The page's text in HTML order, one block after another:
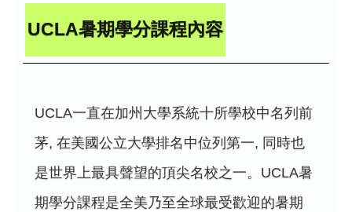
UCLA暑期學分課程內容
UCLA一直在加州大學系統十所學校中名列前
茅, 在美國公立大學排名中位列第一, 同時也
是世界上最具聲望的頂尖名校之一。UCLA暑
期學分課程是全美乃至全球最受歡迎的暑期